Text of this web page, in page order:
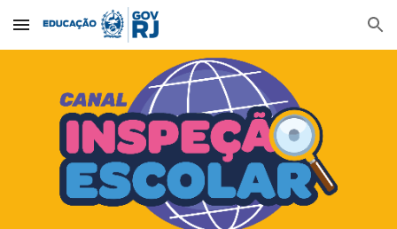
Skip to main content Skip to navigation